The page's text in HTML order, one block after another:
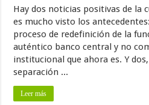
Hay dos noticias positivas de la
es mucho visto los
proceso de redefinición de la
auténtico banco central y no
institucional que ahora es. Y
separación ...
Leer más